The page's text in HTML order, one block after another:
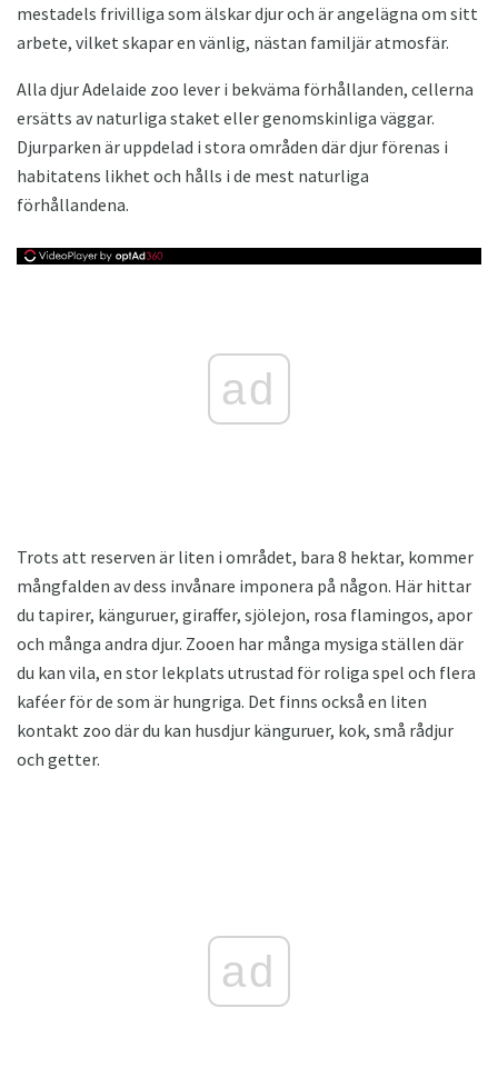
mestadels frivilliga som älskar djur och är angelägna om sitt
arbete, vilket skapar en vänlig, nästan familjär atmosfär.
Alla djur Adelaide zoo lever i bekväma förhållanden, cellerna
ersätts av naturliga staket eller genomskinliga väggar.
Djurparken är uppdelad i stora områden där djur förenas i
habitatens likhet och hålls i de mest naturliga
förhållandena.
ad
Trots att reserven är liten i området, bara 8 hektar, kommer
mångfalden av dess invånare imponera på någon. Här hittar
du tapirer, känguruer, giraffer, sjölejon, rosa flamingos, apor
och många andra djur. Zooen har många mysiga ställen där
du kan vila, en stor lekplats utrustad för roliga spel och flera
kaféer för de som är hungriga. Det finns också en liten
kontakt zoo där du kan husdjur känguruer, kok, små rådjur
och getter.
ad